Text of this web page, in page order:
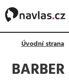
Úvodní strana